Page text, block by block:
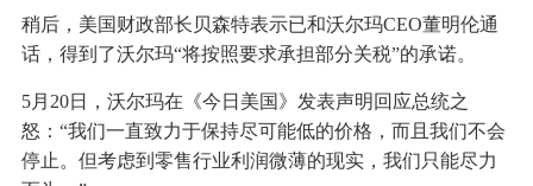
稍后，美国财政部长贝森特表示已和沃尔玛CEO董明伦通
话，得到了沃尔玛“将按照要求承担部分关税”的承诺。
5月20日，沃尔玛在《今日美国》发表声明回应总统之
怒：“我们一直致力于保持尽可能低的价格，而且我们不会
停止。但考虑到零售行业利润微薄的现实，我们只能尽力